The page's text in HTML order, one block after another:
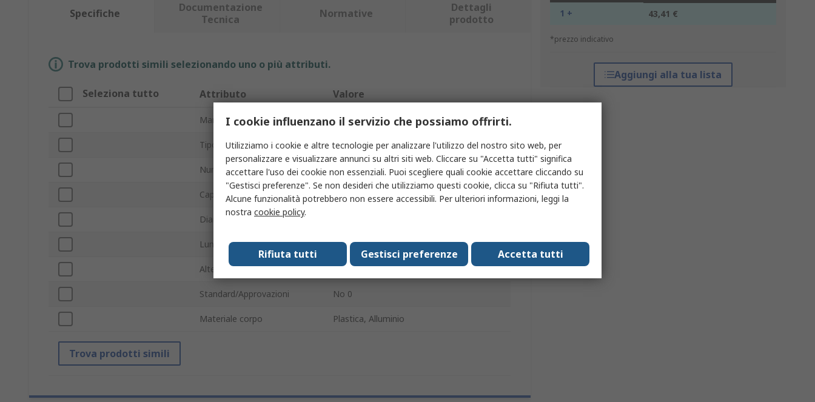
1 + 43,41 €
*prezzo indicativo
Aggiungi alla tua lista
Specifiche
Documentazione
Tecnica
Normative
Dettagli
prodotto
Trova prodotti simili selezionando uno o più attributi.
Seleziona tutto Attributo Valore
Marchio RS PRO
Tipo prodotto Utensile di sollevamento a ventosa
Numero ventose 2
Capacità sollevamento 80kg
Diametro coppa
Lunghezza complessiva 325mm
Altezza complessiva 69mm
Standard/Approvazioni No 0
Materiale corpo Plastica, Alluminio
Trova prodotti simili
I cookie influenzano il servizio che possiamo offrirti.
Utilizziamo i cookie e altre tecnologie per analizzare l'utilizzo del nostro sito web, per
personalizzare e visualizzare annunci su altri siti web. Cliccare su "Accetta tutti" significa
accettare l'uso dei cookie non essenziali. Puoi scegliere quali cookie accettare cliccando su
"Gestisci preferenze". Se non desideri che utilizziamo questi cookie, clicca su "Rifiuta tutti".
Alcune funzionalità potrebbero non essere accessibili. Per ulteriori informazioni, leggi la
nostra cookie policy.
Accetta tutti
Gestisci preferenze
Rifiuta tutti